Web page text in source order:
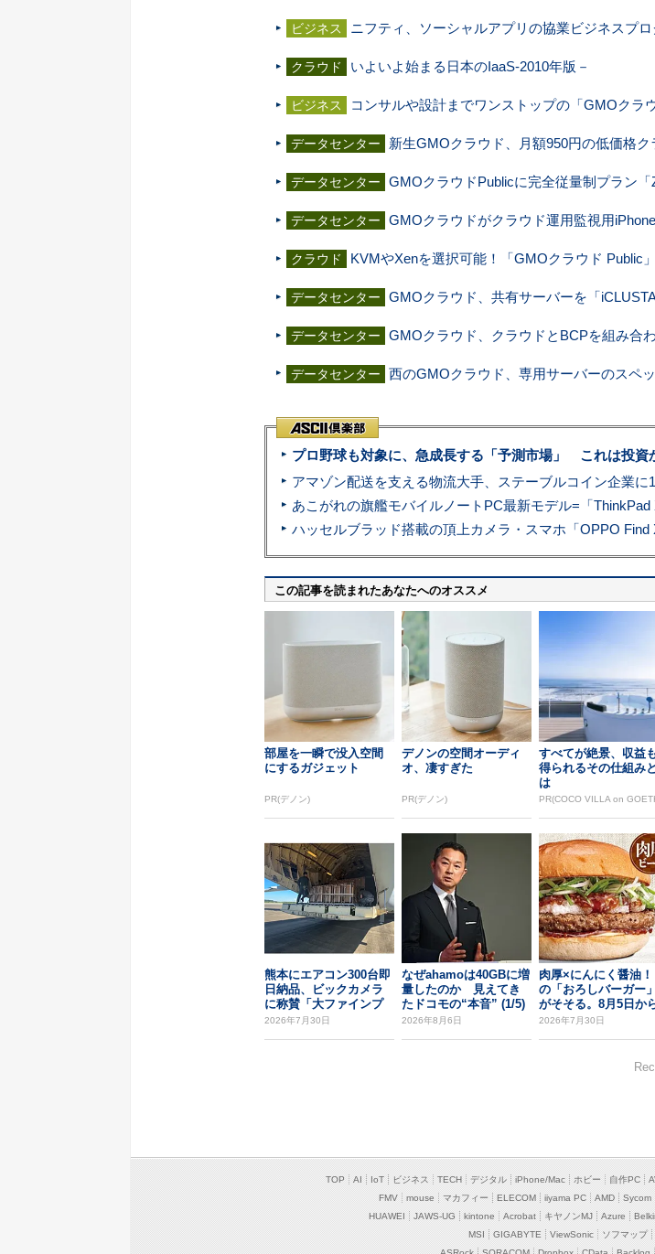
ビジネス ニフティ、ソーシャルアプリの協業ビジネスプ
クラウド いよいよ始まる日本のIaaS-2010年版－
ビジネス コンサルや設計までワンストップの「GMOクラウ
データセンター 新生GMOクラウド、月額950円の低価格ク
データセンター GMOクラウドPublicに完全従量制プラン「
データセンター GMOクラウドがクラウド運用監視用
クラウド KVMやXenを選択可能！「GMOクラウド Public
データセンター GMOクラウド、共有サーバーを「
データセンター GMOクラウド、クラウドとBCPを組み合
データセンター 西のGMOクラウド、専用サーバーのスペ
プロ野球も対象に、急成長する「予測市場」 これは投資
この記事を読まれたあなたへのオススメ
部屋を一瞬で没入空間
にするガジェット
PR(デノン)
デノンの空間オーディ
オ、凄すぎた
PR(デノン)
すべてが絶景、収益
得られるその仕組みと
は
PR(COCO VILLA on
熊本にエアコン300台即
日納品、ビックカメラ
に称賛「大ファインプ
レー」
2026年7月30日
なぜahamoは40GBに増
量したのか 見えてき
たドコモの“本音” (1/5)
2026年8月6日
肉厚×にんにく醤油
の「おろしバーガー」
がそそる。8月5日か
2026年7月30日
TOP AI IoT ビジネス TECH デジタル iPhone/Mac ホビー 自作PC
FMV
mouse マカフィー ELECOM iiyama PC AMD Sycom
HUAWEI
JAWS-UG kintone Acrobat キヤノンMJ Azure
MSI
GIGABYTE ViewSonic ソフマップ